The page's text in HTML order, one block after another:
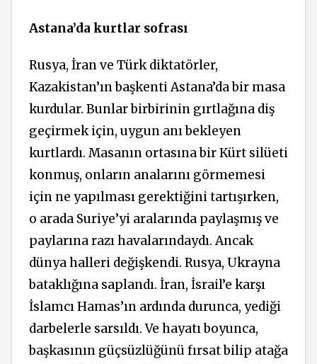
Astana’da kurtlar sofrası
Rusya, İran ve Türk diktatörler,
Kazakistan’ın başkenti Astana’da bir masa
kurdular. Bunlar birbirinin gırtlağına diş
geçirmek için, uygun anı bekleyen
kurtlardı. Masanın ortasına bir Kürt silüeti
konmuş, onların analarını görmemesi
için ne yapılması gerektiğini tartışırken,
o arada Suriye’yi aralarında paylaşmış ve
paylarına razı havalarındaydı. Ancak
dünya halleri değişkendi. Rusya, Ukrayna
bataklığına saplandı. İran, İsrail’e karşı
İslamcı Hamas’ın ardında durunca, yediği
darbelerle sarsıldı. Ve hayatı boyunca,
başkasının güçsüzlüğünü fırsat bilip atağa